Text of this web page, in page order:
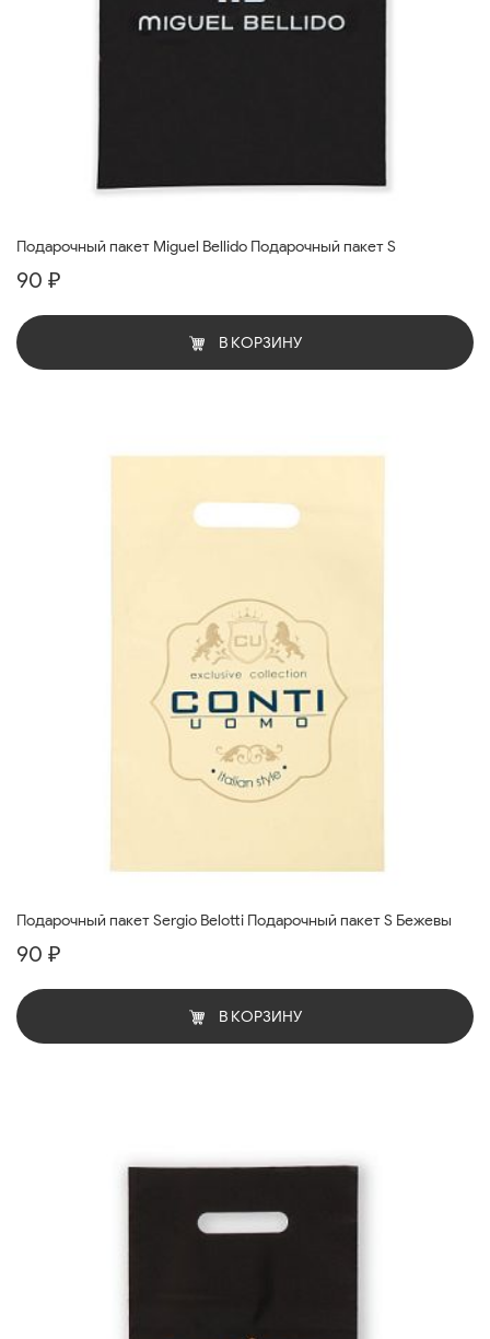
Подарочный пакет Miguel Bellido Подарочный пакет S
90 ₽
В КОРЗИНУ
Подарочный пакет Sergio Belotti Подарочный пакет S Бежевы
90 ₽
В КОРЗИНУ